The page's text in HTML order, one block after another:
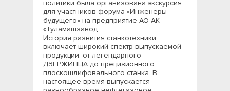
политики была организована экскурсия
для участников форума «Инженеры
будущего» на предприятие АО АК
«Туламашзавод.
История развития станкотехники
включает широкий спектр выпускаемой
продукции: от легендарного
ДЗЕРЖИНЦА до прецизионного
плоскошлифовального станка. В
настоящее время выпускается